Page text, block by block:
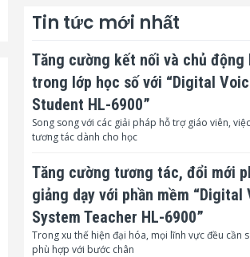
Cổng điều khiển:
Cổng USB hỗ trợ cho Wi-Fi
Dongle:
1 x USB -A
Nguồn điện:
Công suất tiêu thụ nguồn
Công suất chờ: <0.5 (W)
Loa: 1 x 16W
Nhiệt độ hoạt động:
Tin tức mới nhất
Tăng cường kết nối và chủ động
trong lớp học số với “Digital
Student HL-6900”
Song song với các giải pháp hỗ trợ giáo viên,
tương tác dành cho học
Tăng cường tương tác, đổi mới
giảng dạy với phần mềm “Digital
System Teacher HL-6900”
Trong xu thế hiện đại hóa, mọi lĩnh vực đều cần
phù hợp với bước chân